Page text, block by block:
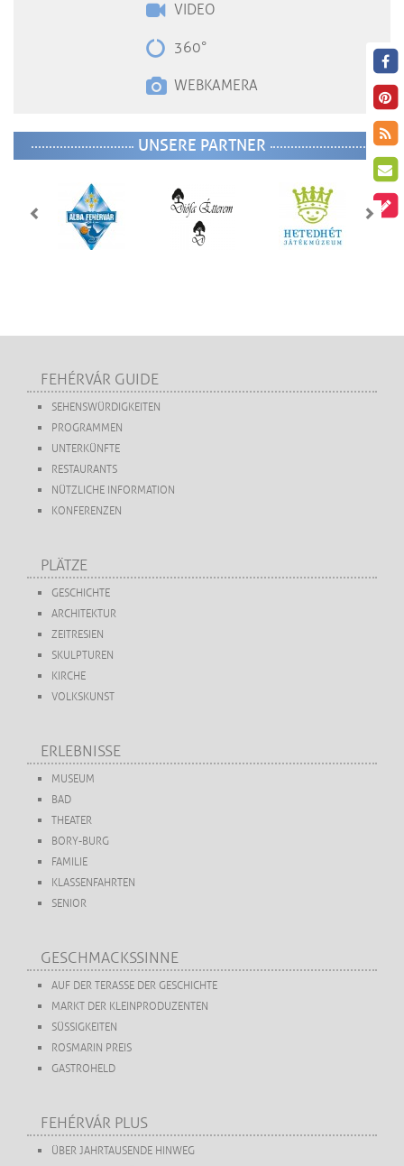
VIDEO
360°
WEBKAMERA
UNSERE PARTNER
FEHÉRVÁR GUIDE
SEHENSWÜRDIGKEITEN
PROGRAMMEN
UNTERKÜNFTE
RESTAURANTS
NÜTZLICHE INFORMATION
KONFERENZEN
PLÄTZE
GESCHICHTE
ARCHITEKTUR
ZEITRESIEN
SKULPTUREN
KIRCHE
VOLKSKUNST
ERLEBNISSE
MUSEUM
BAD
THEATER
BORY-BURG
FAMILIE
KLASSENFAHRTEN
SENIOR
GESCHMACKSSINNE
AUF DER TERASSE DER GESCHICHTE
MARKT DER KLEINPRODUZENTEN
SÜSSIGKEITEN
ROSMARIN PREIS
GASTROHELD
FEHÉRVÁR PLUS
ÜBER JAHRTAUSENDE HINWEG